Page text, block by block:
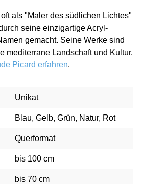
als "Maler des südlichen Lichtes"
seine einzigartige Acryl-
gemacht. Seine Werke sind
mediterrane Landschaft und Kultur.
Picard erfahren.
Unikat
Blau, Gelb, Grün, Natur, Rot
Querformat
bis 100 cm
bis 70 cm